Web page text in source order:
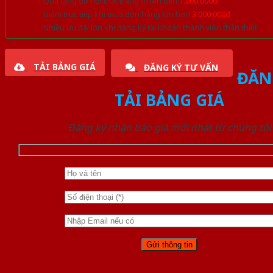
Giảm trực tiếp khi mua đơn hàng lớn hơn 3.000.000đ
Nhiều ưu đãi lớn khi đăng ký tài khoản thành viên thân thiết
TẢI BẢNG GIÁ ĐĂNG KÝ TƯ VẤN
TẢI BẢNG GIÁ
Đăng ký nhận báo giá mới nhất từ chúng tôi